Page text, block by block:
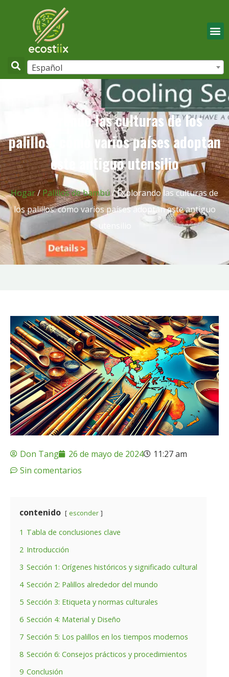
Español
Explorando las culturas de los
palillos: cómo varios países adoptan
este antiguo utensilio
Hogar/ Palillos de bambú/ Explorando las culturas de
los palillos: cómo varios países adoptan este antiguo
Don Tang 26 de mayo de 2024
11:27 am
Sin comentarios
contenido esconder
1 Tabla de conclusiones clave
2 Introducción
3 Sección 1: Orígenes históricos y significado cultural
4 Sección 2: Palillos alrededor del mundo
5 Sección 3: Etiqueta y normas culturales
6 Sección 4: Material y Diseño
7 Sección 5: Los palillos en los tiempos modernos
8 Sección 6: Consejos prácticos y procedimientos
9 Conclusión